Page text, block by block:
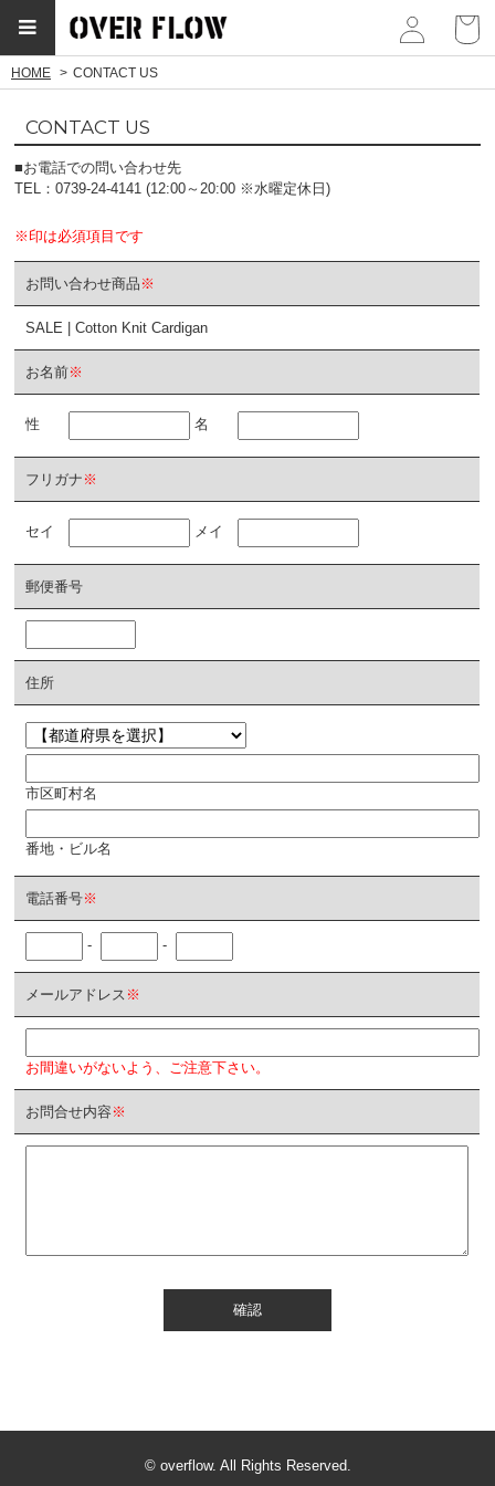
HOME CONTACT US
CONTACT US
■お電話での問い合わせ先
TEL：0739-24-4141 (12:00～20:00 ※水曜定休日)
※印は必須項目です
お問い合わせ商品 ※
SALE | Cotton Knit Cardigan
お名前※
性 名
フリガナ ※
セイ メイ
郵便番号
住所
市区町村名
番地・ビル名
電話番号※
- -
メールアドレス ※
お間違いがないよう、ご注意下さい。
お問合せ内容 ※
確認
© overflow. All Rights Reserved.